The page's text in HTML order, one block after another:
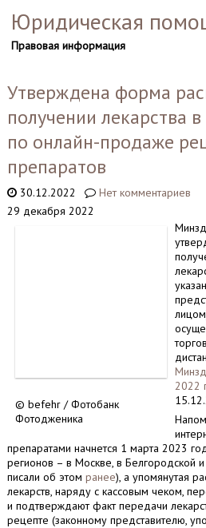
Юридическая
Правовая информация
Утверждена форма
получении лекарства
по онлайн-продаже
препаратов
30.12.2022
Нет комментариев
29 декабря 2022
© befehr / Фотобанк
Фотодженика
2022
препаратами начнется 1 марта 2023
регионов – в Москве, в Белгородской
писали об этом ранее), а упомянутая
лекарств, наряду с кассовым чеком,
и подтверждают факт передачи
рецепте (законному представителю,